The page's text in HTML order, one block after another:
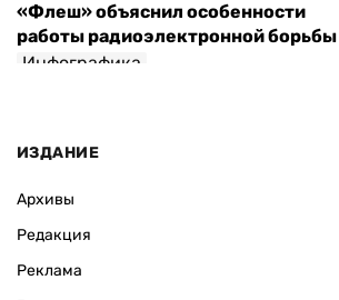
«Флеш» объяснил особенности
работы радиоэлектронной борьбы
Инфографика
ИЗДАНИЕ
Архивы
Редакция
Реклама